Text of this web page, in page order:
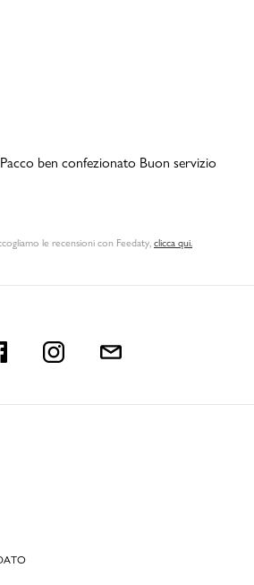
ben confezionato Buon servizio
le recensioni con Feedaty, clicca qui.